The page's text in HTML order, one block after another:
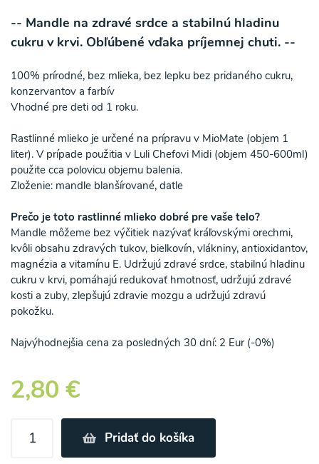
-- Mandle na zdravé srdce a stabilnú hladinu
cukru v krvi. Obľúbené vďaka príjemnej chuti. --
100% prírodné, bez mlieka, bez lepku bez pridaného cukru,
konzervantov a farbív
Vhodné pre deti od 1 roku.
Rastlinné mlieko je určené na prípravu v MioMate (objem 1
liter). V prípade použitia v Luli Chefovi Midi (objem 450-600ml)
použite cca polovicu objemu balenia.
Zloženie: mandle blanšírované, datle
Prečo je toto rastlinné mlieko dobré pre vaše telo?
Mandle môžeme bez výčitiek nazývať kráľovskými orechmi,
kvôli obsahu zdravých tukov, bielkovín, vlákniny, antioxidantov,
magnézia a vitamínu E. Udržujú zdravé srdce, stabilnú hladinu
cukru v krvi, pomáhajú redukovať hmotnosť, udržujú zdravé
kosti a zuby, zlepšujú zdravie mozgu a udržujú zdravú
pokožku.
Najvýhodnejšia cena za posledných 30 dní: 2 Eur (-0%)
2,80 €
Pridať do košíka